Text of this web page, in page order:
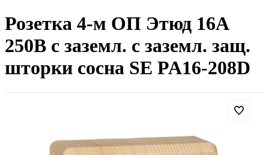
Розетка 4-м ОП Этюд 16А
250В с заземл. с заземл. защ.
шторки сосна SE PA16-208D